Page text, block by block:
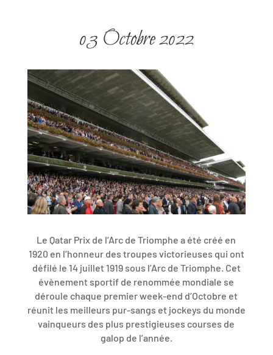
03 Octobre 2022
Le Qatar Prix de l’Arc de Triomphe a été créé en
1920 en l’honneur des troupes victorieuses qui ont
défilé le 14 juillet 1919 sous l’Arc de Triomphe. Cet
évènement sportif de renommée mondiale se
déroule chaque premier week-end d’Octobre et
réunit les meilleurs pur-sangs et jockeys du monde
vainqueurs des plus prestigieuses courses de
galop de l’année.